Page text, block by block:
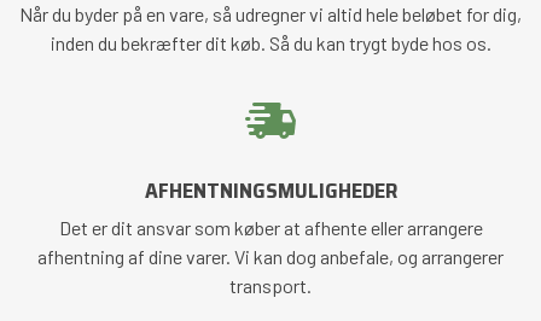
Når du byder på en vare, så udregner vi altid hele beløbet for dig,
inden du bekræfter dit køb. Så du kan trygt byde hos os.
AFHENTNINGSMULIGHEDER
Det er dit ansvar som køber at afhente eller arrangere
afhentning af dine varer. Vi kan dog anbefale, og arrangerer
transport.